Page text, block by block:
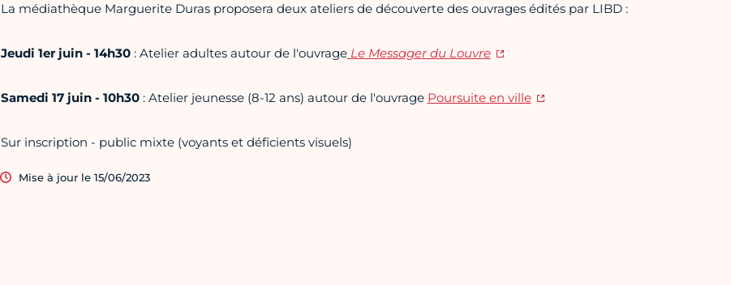
La médiathèque Marguerite Duras proposera deux ateliers de découverte des ouvrages édités par LIBD :
Jeudi 1er juin - 14h30 : Atelier adultes autour de l'ouvrage Le Messager du Louvre
Samedi 17 juin - 10h30: Atelier jeunesse (8-12 ans) autour de l'ouvrage Poursuite en ville
Sur inscription - public mixte (voyants et déficients visuels)
Mise à jour le 15/06/2023